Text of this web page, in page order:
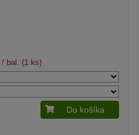
/ bal. (1 ks)
Do košíka